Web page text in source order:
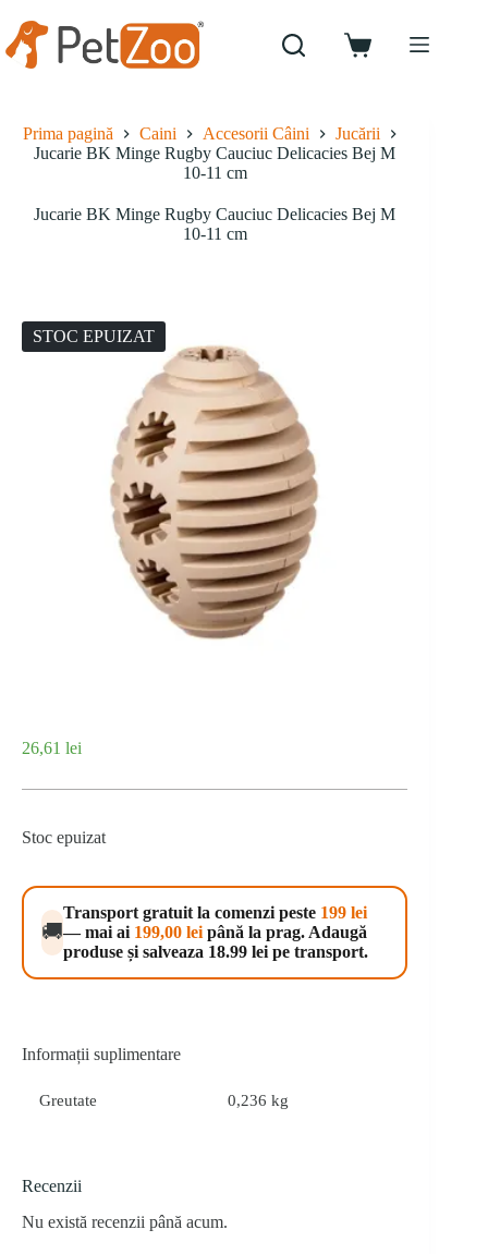
conținut
Coș
Prima pagină Caini Accesorii Câini
Jucării
Jucarie BK Minge Rugby Cauciuc Delicacies Bej M
10-11 cm
Jucarie BK Minge Rugby Cauciuc Delicacies Bej M
10-11 cm
STOC EPUIZAT
26,61 lei
Stoc epuizat
🚚
Transport gratuit la comenzi peste 199 lei
— mai ai 199,00 lei până la prag. Adaugă
produse și salveaza 18.99 lei pe transport.
Informații suplimentare
Greutate 0,236 kg
Recenzii
Nu există recenzii până acum.